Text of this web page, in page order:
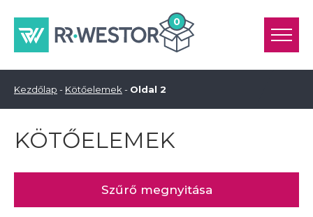
0
Kezdőlap - Kötőelemek - Oldal 2
KÖTŐELEMEK
Szűrő megnyitása